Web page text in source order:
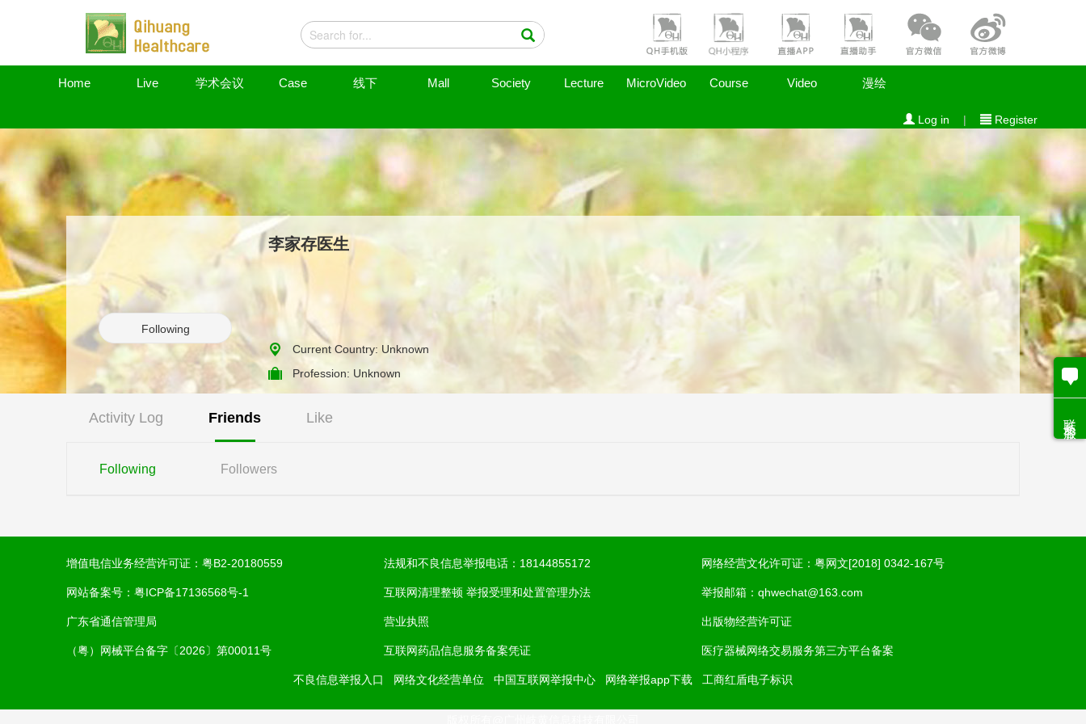
Home Live 学术会议 Case 线下 Mall Society Lecture MicroVideo Course Video 漫绘
Log in | Register
Following
李家存医生
Current Country: Unknown
Profession: Unknown
Activity Log Friends Like
Following Followers
增值电信业务经营许可证： 粤B2-20180559
网站备案号： 粤ICP备17136568号-1
广东省通信管理局
法规和不良信息举报电话：18144855172
互联网清理整顿 举报受理和处置管理办法
营业执照
网络经营文化许可证：粤网文[2018] 0342-167号
举报邮箱：qhwechat@163.com
出版物经营许可证
（粤）网械平台备字〔2026〕第00011号 互联网药品信息服务备案凭证 医疗器械网络交易服务第三方平台备案
不良信息举报入口 网络文化经营单位 中国互联网举报中心 网络举报app下载 工商红盾电子标识